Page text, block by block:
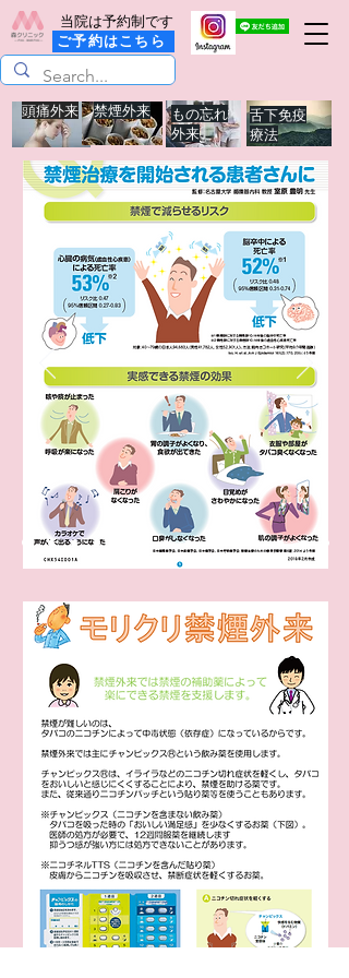
当院は予約制です
ご予約はこちら
頭痛外来 禁煙外来
もの忘れ
外来
舌下免疫
療法